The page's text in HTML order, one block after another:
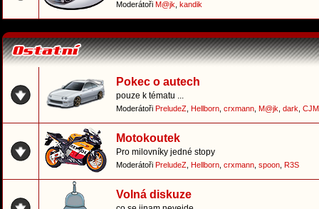
Moderátoři M@jk kandik
Pokec o autech
pouze k tématu ...
Moderátoři PreludeZ Hellborn crxmann M@jk dark
Motokoutek
Pro milovníky jedné stopy
Moderátoři PreludeZ Hellborn crxmann spoon R3S
Volná diskuze